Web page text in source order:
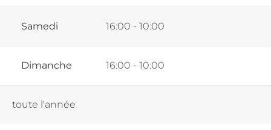
Samedi 16:00 - 10:00
Dimanche 16:00 - 10:00
toute l'année